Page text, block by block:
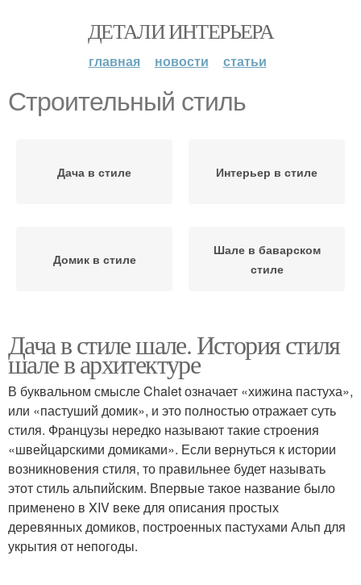
ДЕТАЛИ ИНТЕРЬЕРА
главная новости статьи
Строительный стиль
Дача в стиле Интерьер в стиле
Домик в стиле
Шале в баварском
стиле
Дача в стиле шале. История стиля
шале в архитектуре
В буквальном смысле Chalet означает «хижина пастуха»,
или «пастуший домик», и это полностью отражает суть
стиля. Французы нередко называют такие строения
«швейцарскими домиками». Если вернуться к истории
возникновения стиля, то правильнее будет называть
этот стиль альпийским. Впервые такое название было
применено в XIV веке для описания простых
деревянных домиков, построенных пастухами Альп для
укрытия от непогоды.